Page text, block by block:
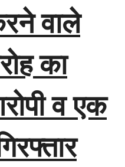
वाले
का
व एक